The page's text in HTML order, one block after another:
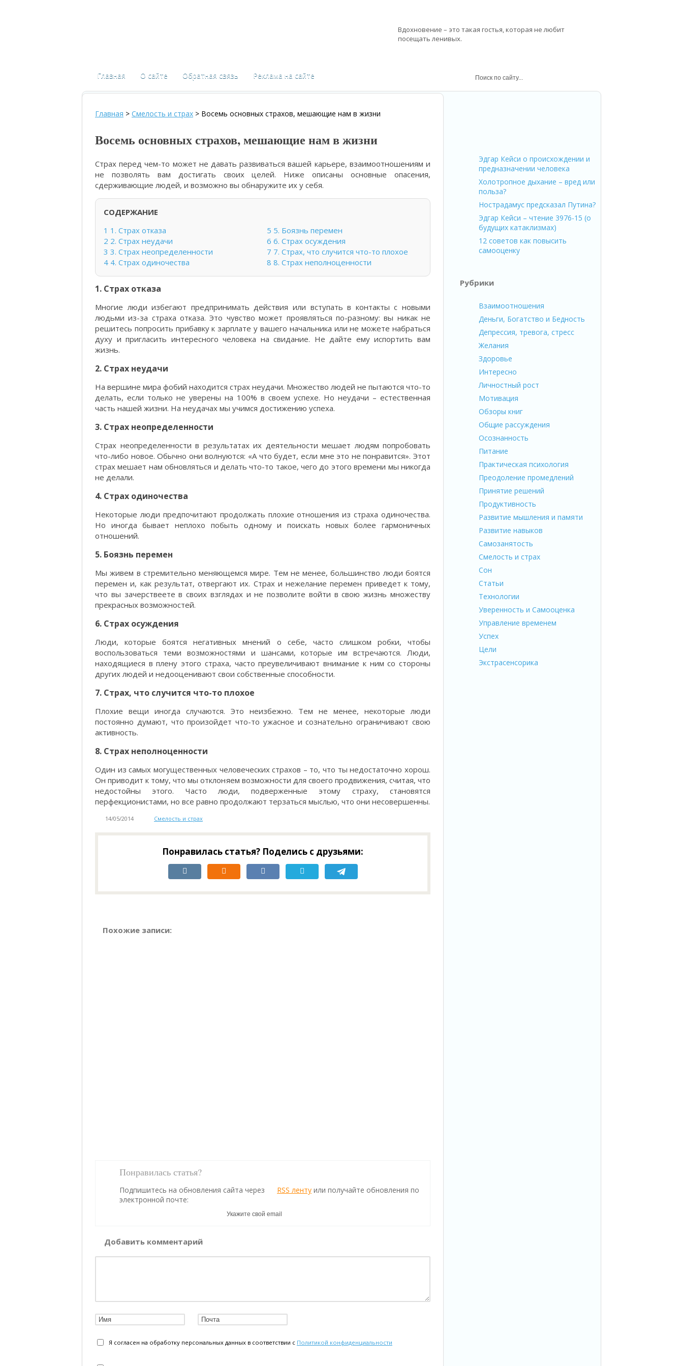
Вдохновение – это такая гостья, которая не любит
посещать ленивых.
Главная О сайте Обратная связь Реклама на сайте
Главная > Смелость и страх > Восемь основных страхов, мешающие нам в жизни
Восемь основных страхов, мешающие нам в жизни
Страх перед чем-то может не давать развиваться вашей карьере, взаимоотношениям и
не позволять вам достигать своих целей. Ниже описаны основные опасения,
сдерживающие людей, и возможно вы обнаружите их у себя.
СОДЕРЖАНИЕ
1 1. Страх отказа
2 2. Страх неудачи
3 3. Страх неопределенности
4 4. Страх одиночества
5 5. Боязнь перемен
6 6. Страх осуждения
7 7. Страх, что случится что-то плохое
8 8. Страх неполноценности
1. Страх отказа
Многие люди избегают предпринимать действия или вступать в контакты с новыми
людьми из-за страха отказа. Это чувство может проявляться по-разному: вы никак не
решитесь попросить прибавку к зарплате у вашего начальника или не можете набраться
духу и пригласить интересного человека на свидание. Не дайте ему испортить вам
жизнь.
2. Страх неудачи
На вершине мира фобий находится страх неудачи. Множество людей не пытаются что-то
делать, если только не уверены на 100% в своем успехе. Но неудачи – естественная
часть нашей жизни. На неудачах мы учимся достижению успеха.
3. Страх неопределенности
Страх неопределенности в результатах их деятельности мешает людям попробовать
что-либо новое. Обычно они волнуются: «А что будет, если мне это не понравится». Этот
страх мешает нам обновляться и делать что-то такое, чего до этого времени мы никогда
не делали.
4. Страх одиночества
Некоторые люди предпочитают продолжать плохие отношения из страха одиночества.
Но иногда бывает неплохо побыть одному и поискать новых более гармоничных
отношений.
5. Боязнь перемен
Мы живем в стремительно меняющемся мире. Тем не менее, большинство люди боятся
перемен и, как результат, отвергают их. Страх и нежелание перемен приведет к тому,
что вы зачерствеете в своих взглядах и не позволите войти в свою жизнь множеству
прекрасных возможностей.
6. Страх осуждения
Люди, которые боятся негативных мнений о себе, часто слишком робки, чтобы
воспользоваться теми возможностями и шансами, которые им встречаются. Люди,
находящиеся в плену этого страха, часто преувеличивают внимание к ним со стороны
других людей и недооценивают свои собственные способности.
7. Страх, что случится что-то плохое
Плохие вещи иногда случаются. Это неизбежно. Тем не менее, некоторые люди
постоянно думают, что произойдет что-то ужасное и сознательно ограничивают свою
активность.
8. Страх неполноценности
Один из самых могущественных человеческих страхов – то, что ты недостаточно хорош.
Он приводит к тому, что мы отклоняем возможности для своего продвижения, считая, что
недостойны этого. Часто люди, подверженные этому страху, становятся
перфекционистами, но все равно продолжают терзаться мыслью, что они несовершенны.
14/05/2014 Смелость и страх
Понравилась статья? Поделись с друзьями:
Похожие записи:
Понравилась статья?
Подпишитесь на обновления сайта через RSS ленту или получайте обновления по
электронной почте:
Добавить комментарий
Я согласен на обработку персональных данных в соответствии с Политикой конфиденциальности
Эдгар Кейси о происхождении и
предназначении человека
Холотропное дыхание – вред или
польза?
Нострадамус предсказал Путина?
Эдгар Кейси – чтение 3976-15 (о
будущих катаклизмах)
12 советов как повысить
самооценку
Рубрики
Взаимоотношения
Деньги, Богатство и Бедность
Депрессия, тревога, стресс
Желания
Здоровье
Интересно
Личностный рост
Мотивация
Обзоры книг
Общие рассуждения
Осознанность
Питание
Практическая психология
Преодоление промедлений
Принятие решений
Продуктивность
Развитие мышления и памяти
Развитие навыков
Самозанятость
Смелость и страх
Сон
Статьи
Технологии
Уверенность и Самооценка
Управление временем
Успех
Цели
Экстрасенсорика